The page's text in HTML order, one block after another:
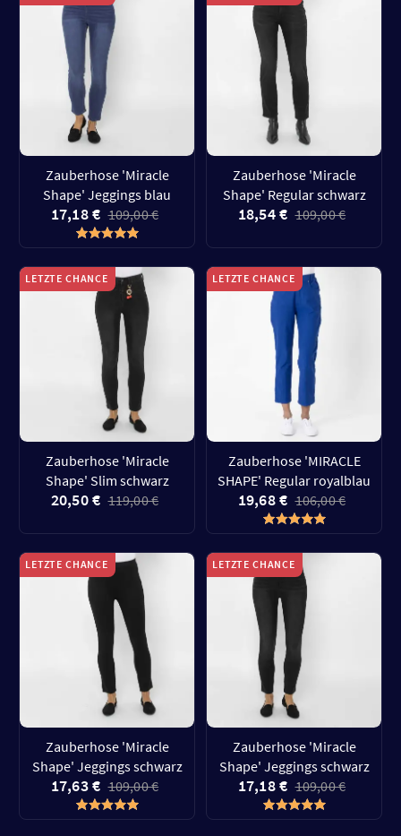
Zauberhose 'Miracle
Shape' Jeggings blau
17,18 € 109,00 €
Zauberhose 'Miracle
Shape' Regular schwarz
18,54 € 109,00 €
LETZTE CHANCE
Zauberhose 'Miracle
Shape' Slim schwarz
20,50 € 119,00 €
LETZTE CHANCE
Zauberhose 'MIRACLE
SHAPE' Regular royalblau
19,68 € 106,00 €
LETZTE CHANCE
Zauberhose 'Miracle
Shape' Jeggings schwarz
17,63 € 109,00 €
LETZTE CHANCE
Zauberhose 'Miracle
Shape' Jeggings schwarz
17,18 € 109,00 €